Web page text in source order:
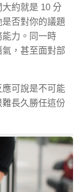
約就是 10 分
否對你的議題
力。同一時
，甚至面對部
可說是不可能
長久勝任這份